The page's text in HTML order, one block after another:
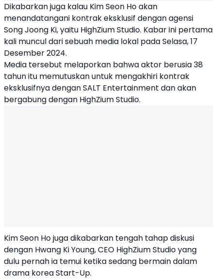
Dikabarkan juga kalau Kim Seon Ho akan
menandatangani kontrak eksklusif dengan agensi
Song Joong Ki, yaitu HighZium Studio. Kabar ini pertama
kali muncul dari sebuah media lokal pada Selasa, 17
Desember 2024.
Media tersebut melaporkan bahwa aktor berusia 38
tahun itu memutuskan untuk mengakhiri kontrak
eksklusifnya dengan SALT Entertainment dan akan
bergabung dengan HighZium Studio.
Kim Seon Ho juga dikabarkan tengah tahap diskusi
dengan Hwang Ki Young, CEO HighZium Studio yang
dulu pernah ia temui ketika sedang bermain dalam
drama korea Start-Up.